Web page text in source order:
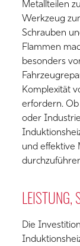
Metallteilen
Werkzeug
Schrauben
Flammen
besonders
Komplexität
erfordern.
oder
und effektive
LEISTUNG,
Die